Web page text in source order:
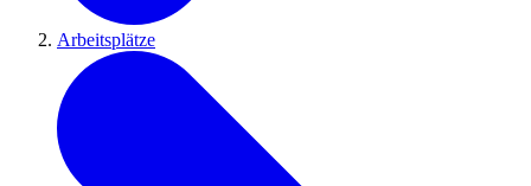
Arbeitsplätze